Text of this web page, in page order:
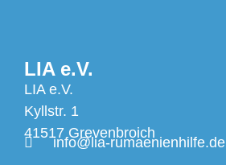
LIA e.V.
LIA e.V.
Kyllstr. 1
41517 Grevenbroich
info@lia-rumaenienhilfe.de